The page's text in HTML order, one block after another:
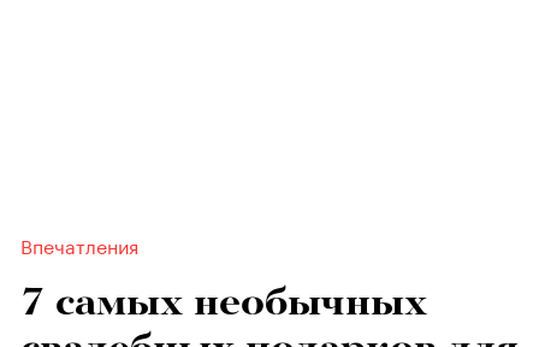
Впечатления
7 самых необычных